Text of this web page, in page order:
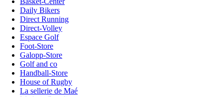
Daily Bikers
Direct Running
Direct-Volley
Espace Golf
Foot-Store
Galopp-Store
Golf and co
Handball-Store
House of Rugby
La sellerie de Maé